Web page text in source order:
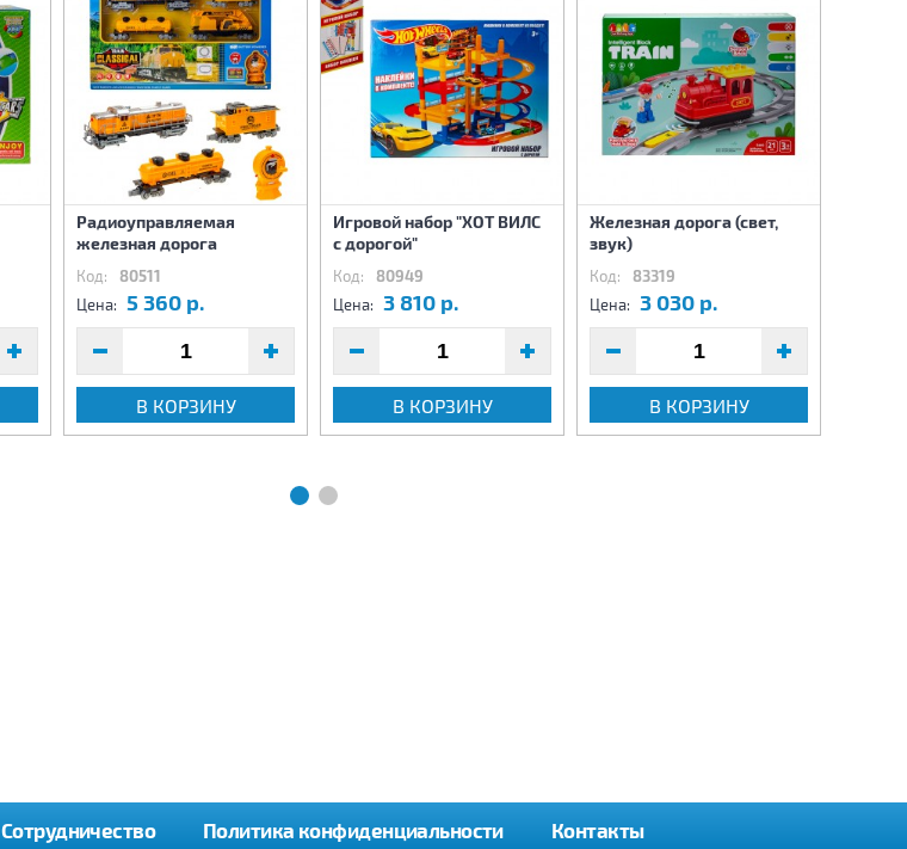
Радиоуправляемая
железная дорога
Код: 80511
Цена: 5 360 р.
В КОРЗИНУ
Игровой набор "ХОТ ВИЛС
с дорогой"
Код: 80949
Цена: 3 810 р.
В КОРЗИНУ
Железная дорога (свет,
звук)
Код: 83319
Цена: 3 030 р.
В КОРЗИНУ
Сотрудничество Политика конфиденциальности Контакты